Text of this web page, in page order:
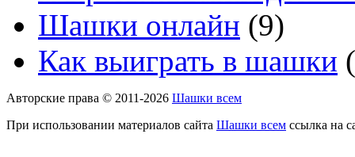
Шашки онлайн (9)
Как выиграть в шашки
Авторские права © 2011-2026 Шашки всем
При использовании материалов сайта Шашки всем ссылка на